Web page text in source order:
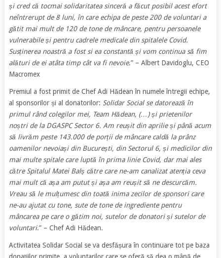
și cred că tocmai solidaritatea sinceră a făcut posibil acest efort
neîntrerupt de 8 luni, în care echipa de peste 200 de voluntari a
gătit mai mult de 120 de tone de mâncare, pentru persoanele
vulnerabile și pentru cadrele medicale din spitalele Covid.
Susținerea noastră a fost si ea constantă și vom continua să fim
alături de ei atâta timp cât va fi nevoie.” – Albert Davidoglu, CEO
Macromex
Premiul a fost primit de Chef Adi Hădean în numele întregii echipe,
al sponsorilor și al donatorilor: Solidar Social se datorează în
primul rând colegilor mei, Team Hădean, (…) și prietenilor
noștri de la DGASPC Sector 6. Am reușit din aprilie și până acum
să livrăm peste 143.000 de porții de mâncare caldă la prânz
oamenilor nevoiași din București, din Sectorul 6, și medicilor din
mai multe spitale care luptă în prima linie Covid, dar mai ales
către Spitalul Matei Balș către care ne-am canalizat atenția ceva
mai mult că așa am putut și așa am reușit să ne descurcăm.
Vreau să le mulțumesc din toată inima zecilor de sponsori care
ne-au ajutat cu tone, sute de tone de ingrediente pentru
mâncarea pe care o gătim noi, sutelor de donatori și sutelor de
voluntari.” – Chef Adi Hădean.
Activitatea Solidar Social se va desfășura în continuare tot pe baza